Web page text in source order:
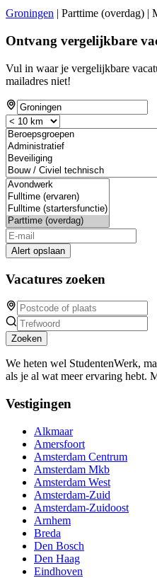
Groningen | Parttime (overdag) |
Ontvang vergelijkbare
Vul in waar je vergelijkbare
mailadres niet!
Alert opslaan
Vacatures zoeken
Zoeken
We heten wel StudentenWerk,
als je al wat meer ervaring hebt.
Vestigingen
Alkmaar
Amersfoort
Amsterdam Centrum
Amsterdam Mkb
Amsterdam West
Amsterdam-Zuid
Amsterdam-Zuidoost
Arnhem
Breda
Den Bosch
Den Haag
Eindhoven